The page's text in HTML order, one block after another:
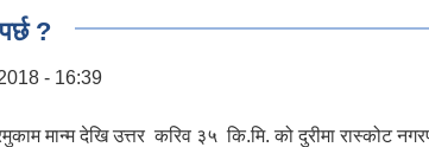
?
- 16:39
मान्म देखि उत्तर करिव ३५ कि.मि. को दुरीमा रास्कोट